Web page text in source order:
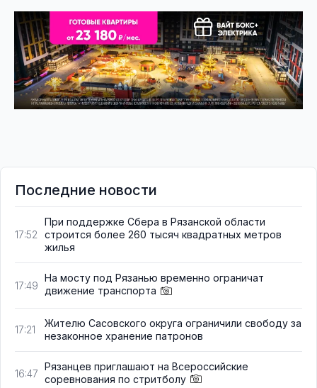
Последние новости
17:52
При поддержке Сбера в Рязанской области
строится более 260 тысяч квадратных метров
жилья
17:49
На мосту под Рязанью временно ограничат
движение транспорта
17:21
Жителю Сасовского округа ограничили свободу за
незаконное хранение патронов
16:47
Рязанцев приглашают на Всероссийские
соревнования по стритболу